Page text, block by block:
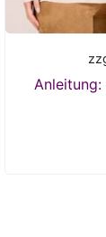
Anleitung: